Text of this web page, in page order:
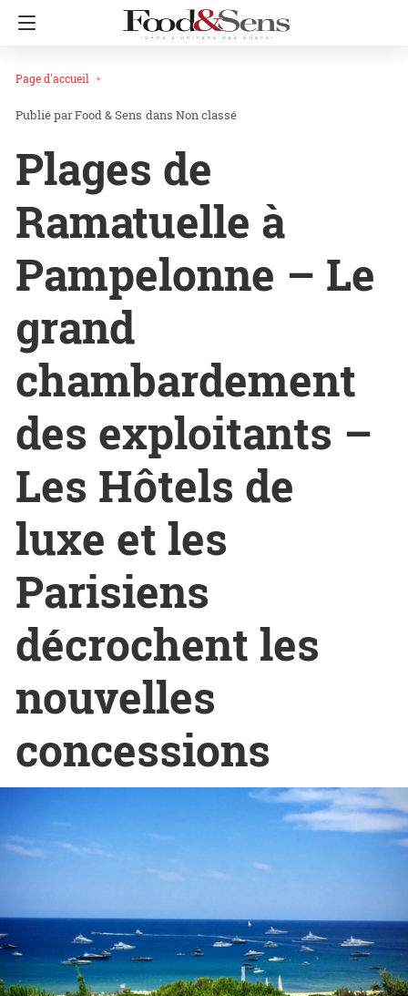
Page d'accueil
Food & Sens dans Non classé
Plages de
Ramatuelle à
Pampelonne – Le
grand
chambardement
des exploitants –
Les Hôtels de
luxe et les
Parisiens
décrochent les
nouvelles
concessions